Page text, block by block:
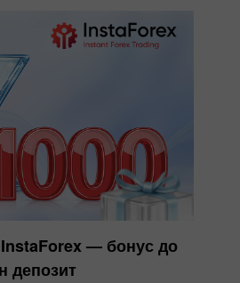
InstaForex — бонус до
депозит